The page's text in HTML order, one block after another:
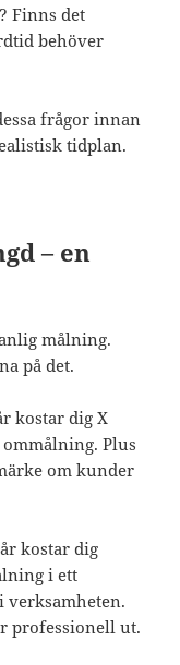
Finns det
behöver
frågor innan
tidplan.
– en
målning.
på det.
kostar dig X
Plus
om kunder
kostar dig
i ett
verksamheten.
professionell ut.